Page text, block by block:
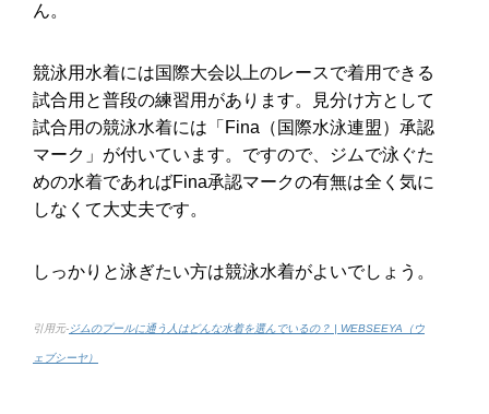
ん。
競泳用水着には国際大会以上のレースで着用できる
試合用と普段の練習用があります。見分け方として
試合用の競泳水着には「Fina（国際水泳連盟）承認
マーク」が付いています。ですので、ジムで泳ぐた
めの水着であればFina承認マークの有無は全く気に
しなくて大丈夫です。
しっかりと泳ぎたい方は競泳水着がよいでしょう。
引用元-ジムのプールに通う人はどんな水着を選んでいるの？ | WEBSEEYA（ウ
ェブシーヤ）